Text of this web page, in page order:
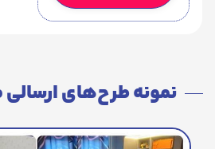
نمونه طرح‌های ارسالی